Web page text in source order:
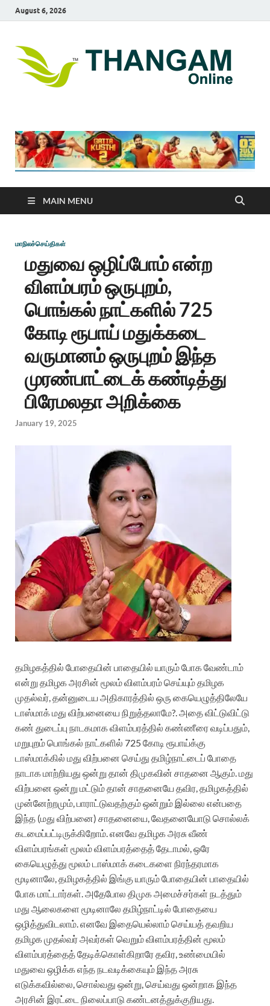
August 6, 2026
MAIN MENU
மாநிலச்செய்திகள்
மதுவை ஒழிப்போம் என்ற
விளம்பரம் ஒருபுறம்,
பொங்கல் நாட்களில் 725
கோடி ரூபாய் மதுக்கடை
வருமானம் ஒருபுறம் இந்த
முரண்பாட்டைக் கண்டித்து
பிரேமலதா அறிக்கை
January 19, 2025
தமிழகத்தில் போதையின் பாதையில் யாரும் போக வேண்டாம்
என்று தமிழக அரசின் மூலம் விளம்பரம் செய்யும் தமிழக
முதல்வர், தன்னுடைய அதிகாரத்தில் ஒரு கையெழுத்திலேயே
டாஸ்மாக் மது விற்பனையை நிறுத்தலாமே?. அதை விட்டுவிட்டு
கண் துடைப்பு நாடகமாக விளம்பரத்தில் கண்ணீரை வடிப்பதும்,
மறுபுறம் பொங்கல் நாட்களில் 725 கோடி ரூபாய்க்கு
டாஸ்மாக்கில் மது விற்பனை செய்து தமிழ்நாட்டைப் போதை
நாடாக மாற்றியது ஒன்று தான் திமுகவின் சாதனை ஆகும். மது
விற்பனை ஒன்று மட்டும் தான் சாதனையே தவிர, தமிழகத்தில்
முன்னேற்றமும், பாராட்டுவதற்கும் ஒன்றும் இல்லை என்பதை
இந்த (மது விற்பனை) சாதனையை, வேதனையோடு சொல்லக்
கடமைப்பட்டிருக்கிறோம். எனவே தமிழக அரசு வீண்
விளம்பரங்கள் மூலம் விளம்பரத்தைத் தேடாமல், ஒரே
கையெழுத்து மூலம் டாஸ்மாக் கடைகளை நிரந்தரமாக
மூடினாலே, தமிழகத்தில் இங்கு யாரும் போதையின் பாதையில்
போக மாட்டார்கள். அதேபோல திமுக அமைச்சர்கள் நடத்தும்
மது ஆலைகளை மூடினாலே தமிழ்நாட்டில் போதையை
ஒழித்துவிடலாம். எனவே இதையெல்லாம் செய்யத் தவறிய
தமிழக முதல்வர் அவர்கள் வெறும் விளம்பரத்தின் மூலம்
விளம்பரத்தைத் தேடிக்கொள்கிறாரே தவிர, உண்மையில்
மதுவை ஒழிக்க எந்த நடவடிக்கையும் இந்த அரசு
எடுக்கவில்லை, சொல்வது ஒன்று, செய்வது ஒன்றாக இந்த
அரசின் இரட்டை நிலைப்பாடு கண்டனத்துக்குறியது.